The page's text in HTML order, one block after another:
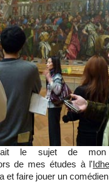
le sujet de mon
de mes études à l'
et faire jouer un